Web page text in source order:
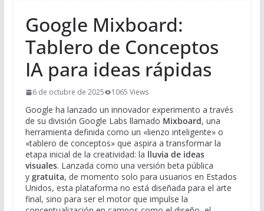
Google Mixboard:
Tablero de Conceptos
IA para ideas rápidas
6 de octubre de 2025 1065 Views
Google ha lanzado un innovador experimento a través
de su división Google Labs llamado Mixboard, una
herramienta definida como un «lienzo inteligente» o
«tablero de conceptos» que aspira a transformar la
etapa inicial de la creatividad: la lluvia de ideas
visuales. Lanzada como una versión beta pública
y gratuita, de momento solo para usuarios en Estados
Unidos, esta plataforma no está diseñada para el arte
final, sino para ser el motor que impulse la